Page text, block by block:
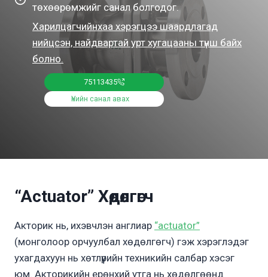
төхөөрөмжийг санал болгодог.
Харилцагчийнхаа хэрэгцээ шаардлагад
нийцсэн, найдвартай урт хугацааны түнш байх
болно.
75113435
Үнийн санал авах
“Actuator” Хөдөлгөгч
Aкторик нь, ихэвчлэн англиар “actuator”
(монголоор орчуулбал хөдөлгөгч) гэж хэрэглэдэг
ухагдахуун нь хөтлүүрийн техникийн салбар хэсэг
юм. Акторикийн ерөнхий утга нь хөдөлгөөнд